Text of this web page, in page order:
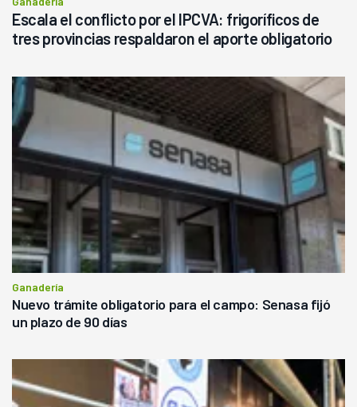
Escala el conflicto por el IPCVA: frigoríficos de
tres provincias respaldaron el aporte obligatorio
Ganadería
Nuevo trámite obligatorio para el campo: Senasa fijó
un plazo de 90 días